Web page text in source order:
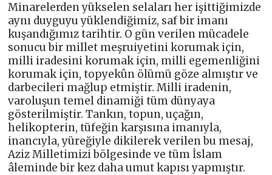
Minarelerden yükselen selaları her işittiğimizde
aynı duyguyu yüklendiğimiz, saf bir imanı
kuşandığımız tarihtir. O gün verilen mücadele
sonucu bir millet meşruiyetini korumak için,
milli iradesini korumak için, milli egemenliğini
korumak için, topyekûn ölümü göze almıştır ve
darbecileri mağlup etmiştir. Milli iradenin,
varoluşun temel dinamiği tüm dünyaya
gösterilmiştir. Tankın, topun, uçağın,
helikopterin, tüfeğin karşısına imanıyla,
inancıyla, yüreğiyle dikilerek verilen bu mesaj,
Aziz Milletimizi bölgesinde ve tüm İslam
âleminde bir kez daha umut kapısı yapmıştır.